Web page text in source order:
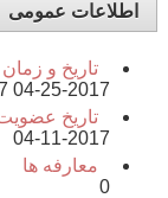
اطلاعات عمومی
تاریخ و
04-25-2017
تاریخ
04-11-2017
معارفه ها
0